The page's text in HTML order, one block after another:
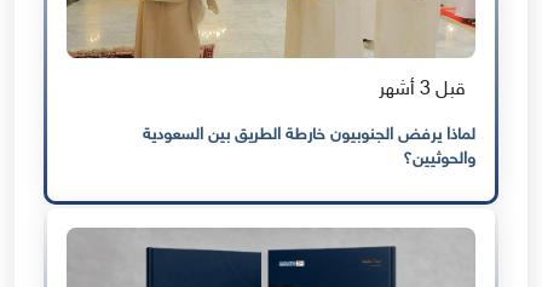
قبل 3 أشهر
لماذا يرفض الجنوبيون خارطة الطريق بين السعودية
والحوثيين؟